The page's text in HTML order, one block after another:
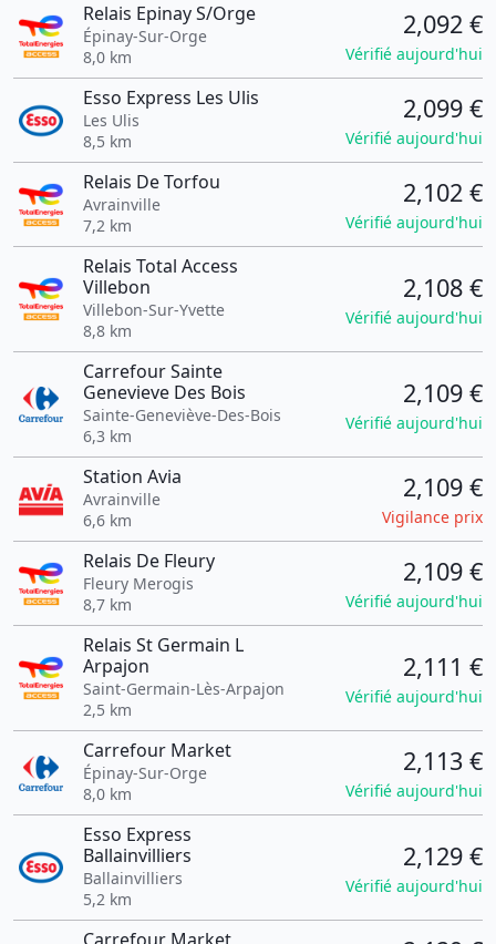
Relais Epinay S/Orge
Épinay-Sur-Orge
8,0 km
2,092 €
Vérifié aujourd'hui
Esso Express Les Ulis
Les Ulis
8,5 km
2,099 €
Vérifié aujourd'hui
Relais De Torfou
Avrainville
7,2 km
2,102 €
Vérifié aujourd'hui
Relais Total Access
Villebon
Villebon-Sur-Yvette
8,8 km
2,108 €
Vérifié aujourd'hui
Carrefour Sainte
Genevieve Des Bois
Sainte-Geneviève-Des-Bois
6,3 km
2,109 €
Vérifié aujourd'hui
Station Avia
Avrainville
6,6 km
2,109 €
Vigilance prix
Relais De Fleury
Fleury Merogis
8,7 km
2,109 €
Vérifié aujourd'hui
Relais St Germain L
Arpajon
Saint-Germain-Lès-Arpajon
2,5 km
2,111 €
Vérifié aujourd'hui
Carrefour Market
Épinay-Sur-Orge
8,0 km
2,113 €
Vérifié aujourd'hui
Esso Express
Ballainvilliers
Ballainvilliers
5,2 km
2,129 €
Vérifié aujourd'hui